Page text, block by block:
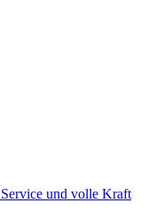
und volle Kraft